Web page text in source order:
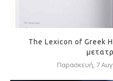
The Lexicon of Greek
Παρασκευή, 7